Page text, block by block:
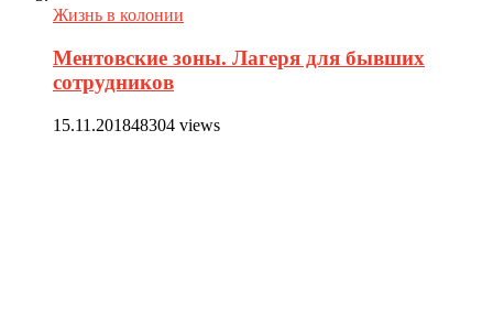
Жизнь в колонии
Ментовские зоны. Лагеря для бывших
сотрудников
15.11.201848304 views